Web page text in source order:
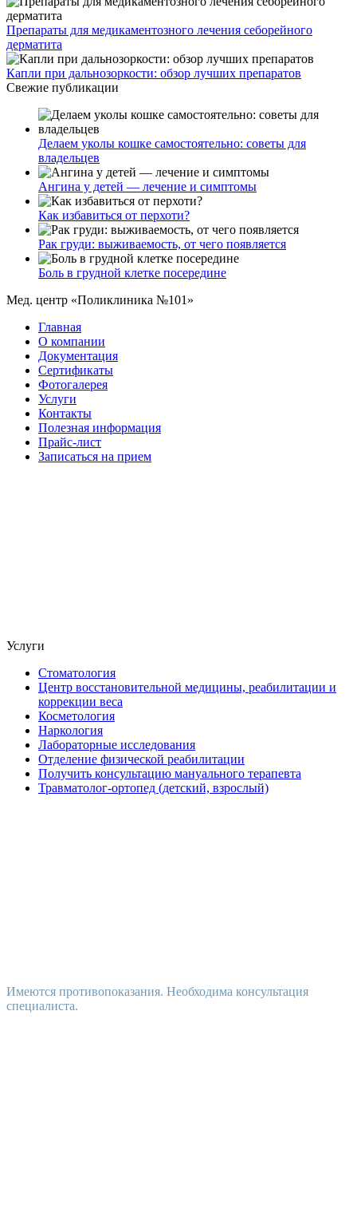
Препараты для медикаментозного лечения себорейного
дерматита
Капли при дальнозоркости: обзор лучших препаратов
Свежие публикации
Делаем уколы кошке самостоятельно: советы для
владельцев
Ангина у детей — лечение и симптомы
Как избавиться от перхоти?
Рак груди: выживаемость, от чего появляется
Боль в грудной клетке посередине
Мед. центр «Поликлиника №101»
Главная
О компании
Документация
Сертификаты
Фотогалерея
Услуги
Контакты
Полезная информация
Прайс-лист
Записаться на прием
Услуги
Стоматология
Центр восстановительной медицины, реабилитации и
коррекции веса
Косметология
Наркология
Лабораторные исследования
Отделение физической реабилитации
Получить консультацию мануального терапевта
Травматолог-ортопед (детский, взрослый)
Имеются противопоказания. Необходима консультация
специалиста.